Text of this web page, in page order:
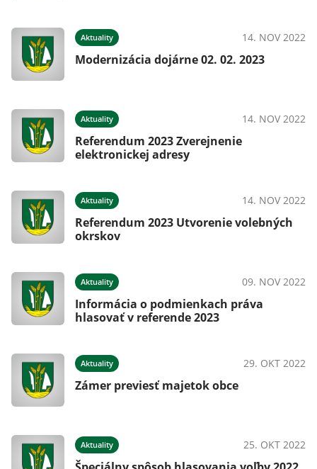
Aktuality 14. NOV 2022
Modernizácia dojárne 02. 02. 2023
Aktuality 14. NOV 2022
Referendum 2023 Zverejnenie
elektronickej adresy
Aktuality 14. NOV 2022
Referendum 2023 Utvorenie volebných
okrskov
Aktuality 09. NOV 2022
Informácia o podmienkach práva
hlasovať v referende 2023
Aktuality 29. OKT 2022
Zámer previesť majetok obce
Aktuality 25. OKT 2022